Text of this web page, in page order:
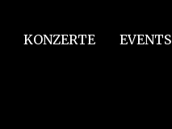
KONZERTE EVENTS